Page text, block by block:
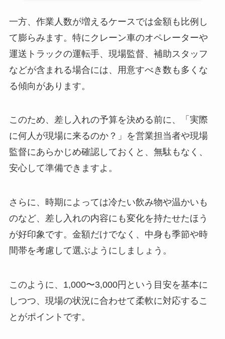
一方、作業人数が増えるケースでは金額も比例し
て膨らみます。特にクレーン車のオペレーターや
運送トラックの運転手、現場監督、補助スタッフ
などが含まれる場合には、用意すべき数も多くな
る傾向があります。
このため、差し入れの予算を決める前に、「実際
に何人が現場に来るのか？」を営業担当者や現場
監督にあらかじめ確認しておくと、無駄もなく、
安心して準備できますよ。
さらに、時期によっては冷たい飲み物や温かいも
のなど、差し入れの内容にも変化を持たせたほう
が好印象です。金額だけでなく、中身も季節や時
間帯を考慮して選ぶようにしましょう。
このように、1,000〜3,000円という目安を基本に
しつつ、現場の状況に合わせて柔軟に対応するこ
とがポイントです。